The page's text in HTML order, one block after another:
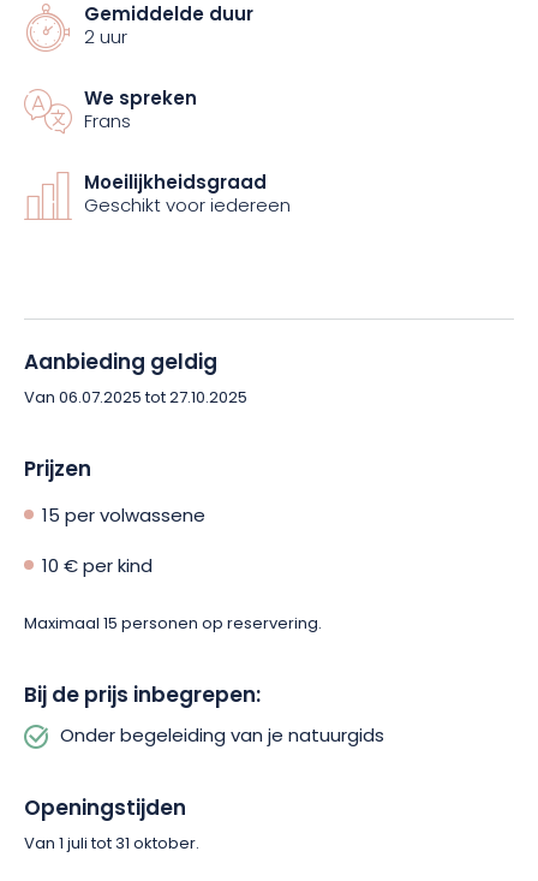
Deze wandeling is een uitnodiging om het wat rustiger aan te
doen, te observeren en een weinig bekend natuurlijk erfgoed
aan de zachte Middellandse Zee.
biodiversiteit te ontdekken? Boek dan nu voor een
onvergetelijke natuurervaring!
Gemiddelde duur
2 uur
We spreken
Frans
Moeilijkheidsgraad
Geschikt voor iedereen
Aanbieding geldig
Van 06.07.2025 tot 27.10.2025
Prijzen
15 per volwassene
10 € per kind
Maximaal 15 personen op reservering.
Bij de prijs inbegrepen:
Onder begeleiding van je natuurgids
Openingstijden
Van 1 juli tot 31 oktober.